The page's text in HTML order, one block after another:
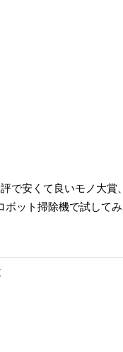
で安くて良いモノ大賞、
ボット掃除機で試してみ